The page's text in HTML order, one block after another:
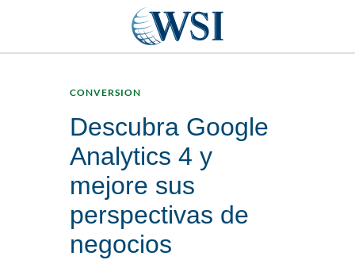
CONVERSION
Descubra Google
Analytics 4 y
mejore sus
perspectivas de
negocios